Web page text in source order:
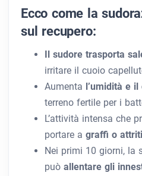
Ecco come la
sul recupero:
Il sudore trasporta
irritare il cuoio
Aumenta l’umidità e il
terreno fertile per i
L’attività intensa che
portare a graffi o
Nei primi 10 giorni, la
può allentare gli